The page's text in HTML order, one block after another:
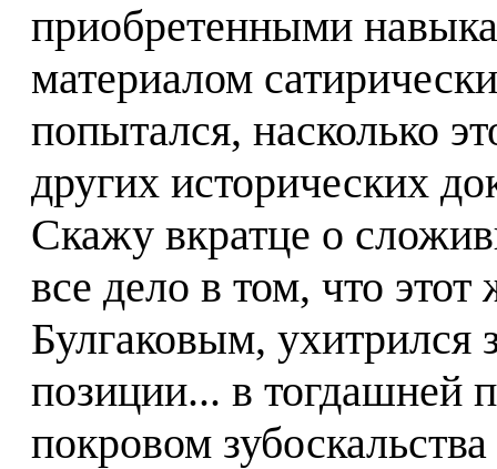
приобретенными
материалом
попытался, насколько
других исторических
Скажу вкратце о
все дело в том, что
Булгаковым, ухитрился
позиции... в тогдашней
покровом